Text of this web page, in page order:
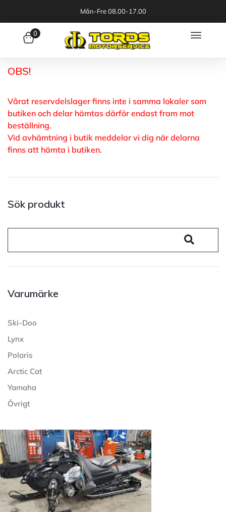
Mån-Fre 08.00-17.00
0
OBS!
Vårat reservdelslager finns inte i samma lokaler som
butiken och delar hämtas därför endast fram mot
beställning.
Vid avhämtning i butik meddelar vi dig när delarna
finns att hämta i butiken.
Sök produkt
Varumärke
Ski-Doo
Lynx
Polaris
Arctic Cat
Yamaha
Övrigt